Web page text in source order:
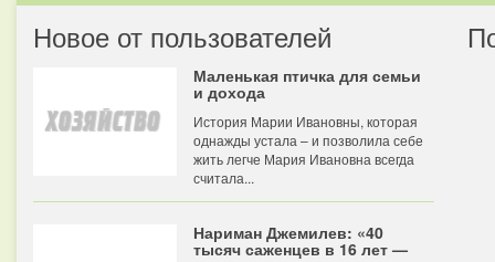
Новое от пользователей
Маленькая птичка для семьи
и дохода
История Марии Ивановны, которая
однажды устала – и позволила себе
жить легче Мария Ивановна всегда
считала...
Нариман Джемилев: «40
тысяч саженцев в 16 лет —